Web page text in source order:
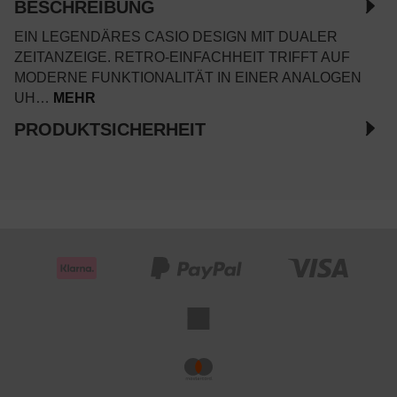
BESCHREIBUNG
EIN LEGENDÄRES CASIO DESIGN MIT DUALER
ZEITANZEIGE. RETRO-EINFACHHEIT TRIFFT AUF
MODERNE FUNKTIONALITÄT IN EINER ANALOGEN
UH… MEHR
PRODUKTSICHERHEIT